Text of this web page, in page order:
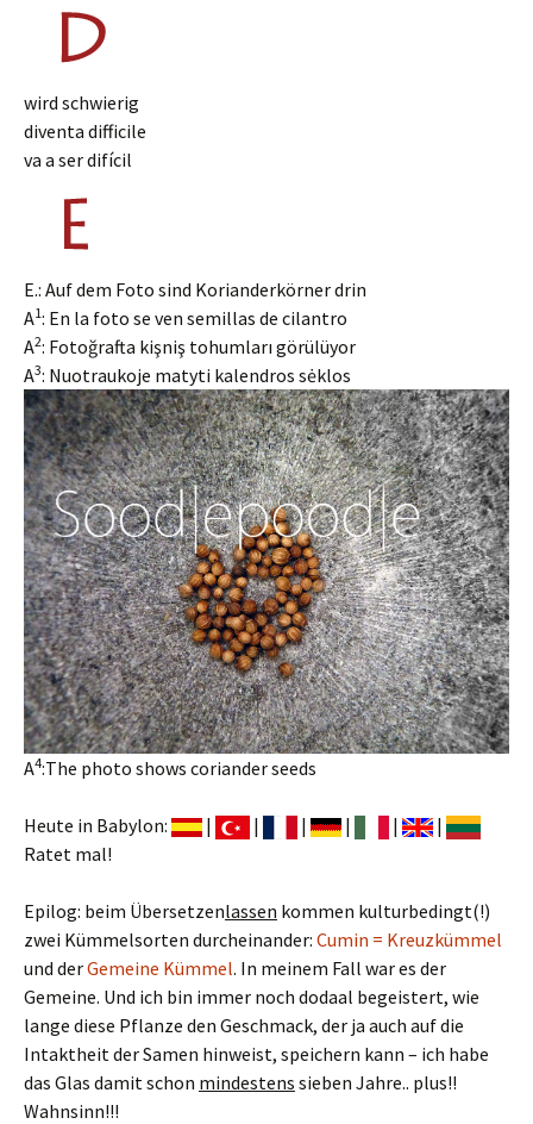
wird schwierig
diventa difficile
va a ser difícil
E.: Auf dem Foto sind Korianderkörner drin
A1: En la foto se ven semillas de cilantro
A2: Fotoğrafta kişniş tohumları görülüyor
A3: Nuotraukoje matyti kalendros sėklos
A4:The photo shows coriander seeds
Heute in Babylon: | | | | |
|
Ratet mal!
Epilog: beim Übersetzenlassen kommen kulturbedingt(!)
zwei Kümmelsorten durcheinander: Cumin = Kreuzkümmel
und derGemeine Kümmel. In meinem Fall war es der
Gemeine. Und ich bin immer noch dodaal begeistert, wie
lange diese Pflanze den Geschmack, der ja auch auf die
Intaktheit der Samen hinweist, speichern kann – ich habe
das Glas damit schon mindestens sieben Jahre.. plus!!
Wahnsinn!!!